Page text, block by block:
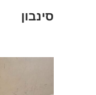
סינבון